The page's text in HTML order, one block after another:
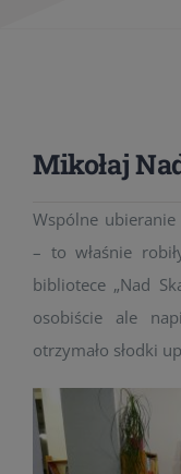
Mikołaj
Wspólne
– to właśnie
bibliotece „Nad
osobiście ale
otrzymało słodki